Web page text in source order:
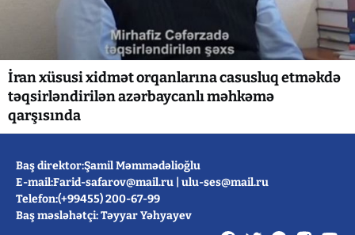
İran xüsusi xidmət orqanlarına casusluq etməkdə
təqsirləndirilən azərbaycanlı məhkəmə
qarşısında
Baş direktor:Şamil Məmmədəlioğlu
E-mail:Farid-safarov@mail.ru ulu-ses@mail.ru
Telefon:(+99455) 200-67-99
Baş məsləhətçi: Təyyar Yəhyayev